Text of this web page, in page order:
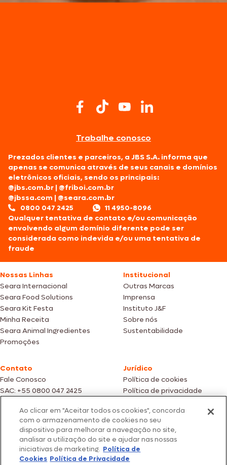
Trabalhe conosco
Prezados clientes e parceiros, a JBS S.A. informa que
apenas se comunica através de seus canais e domínios
eletrônicos oficiais, sendo os principais:
@jbs.com.br |@friboi.com.br
@jbssa.com |@seara.com.br
0800 047 2425
11 4950-8096
Qualquer tentativa de contato e/ou comunicação
envolvendo algum domínio diferente pode ser
considerada como indevida e/ou uma tentativa de
fraude
Nossas Linhas
Seara Internacional
Seara Food Solutions
Seara Kit Festa
Minha Receita
Seara Animal Ingredientes
Promoções
Institucional
Outras Marcas
Imprensa
Instituto J&F
Sobre nós
Sustentabilidade
Contato
Fale Conosco
SAC: +55 0800 047 2425
Jurídico
Política de cookies
Política de privacidade
Fotos meramente ilustrativas | Ofertas válidas enquanto durarem os
estoques dos nossos parceiros | Vendas sujeitas a análise e confirmação
de dados.
Os preços, promoções e condições de pagamento são válidos
exclusivamente para compras efetuadas em nossos parceiros.
Todos os produtos estão sujeitos a disponibilidade de estoque.
Ao clicar em "Aceitar todos os cookies", concorda
com o armazenamento de cookies no seu
dispositivo para melhorar a navegação no site,
analisar a utilização do site e ajudar nas nossas
iniciativas de marketing. Política de
Cookies Política de Privacidade